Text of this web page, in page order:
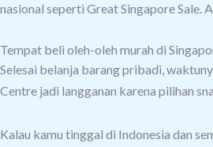
nasional seperti Great Singapore
Tempat beli oleh-oleh murah di
Selesai belanja barang pribadi,
Centre jadi langganan karena pilihan
Kalau kamu tinggal di Indonesia dan